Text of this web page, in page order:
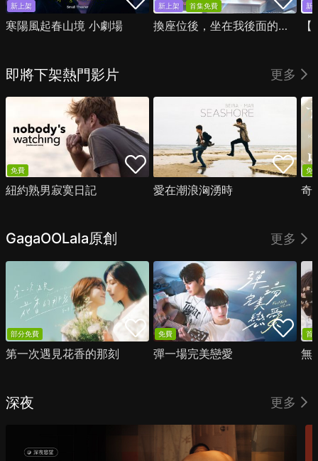
新上架
寒陽風起春山境 小劇場
新上架 首集免費
換座位後，坐在我後面的男生好像喜歡我
新
即將下架熱門影片 更多
免費
紐約熟男寂寞日記 愛在潮浪洶湧時
免
奇
GagaOOLala原創 更多
部分免費
第一次遇見花香的那刻
免費
彈一場完美戀愛
首
無
深夜 更多